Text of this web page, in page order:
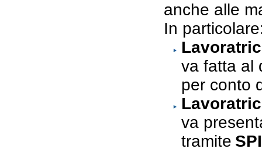
anche alle
In
va fatta al
per conto
va
tramite